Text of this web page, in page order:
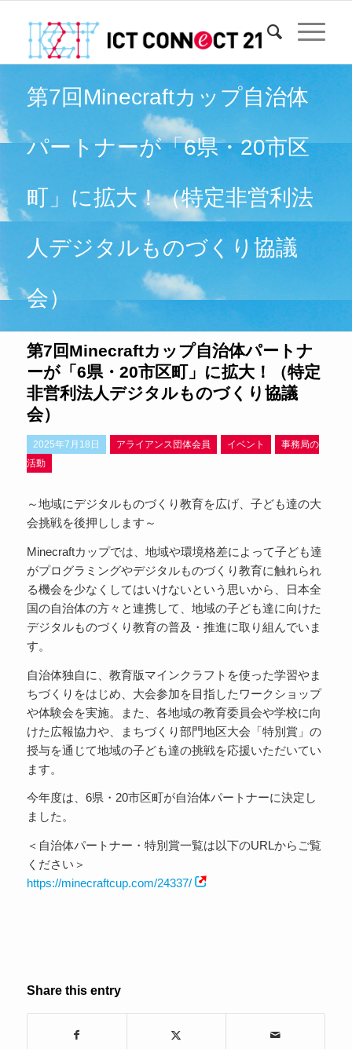
第7回Minecraftカップ自治体
パートナーが「6県・20市区
町」に拡大！（特定非営利法
人デジタルものづくり協議
会）
第7回Minecraftカップ自治体パートナ
ーが「6県・20市区町」に拡大！（特定
非営利法人デジタルものづくり協議
会）
2025年7月18日 アライアンス団体会員 イベント
事務局の
活動
～地域にデジタルものづくり教育を広げ、子ども達の大
会挑戦を後押しします～
Minecraftカップでは、地域や環境格差によって子ども達
がプログラミングやデジタルものづくり教育に触れられ
る機会を少なくしてはいけないという思いから、日本全
国の自治体の方々と連携して、地域の子ども達に向けた
デジタルものづくり教育の普及・推進に取り組んでいま
す。
自治体独自に、教育版マインクラフトを使った学習やま
ちづくりをはじめ、大会参加を目指したワークショップ
や体験会を実施。また、各地域の教育委員会や学校に向
けた広報協力や、まちづくり部門地区大会「特別賞」の
授与を通じて地域の子ども達の挑戦を応援いただいてい
ます。
今年度は、6県・20市区町が自治体パートナーに決定し
ました。
＜自治体パートナー・特別賞一覧は以下のURLからご覧
ください＞
https://minecraftcup.com/24337/
Share this entry